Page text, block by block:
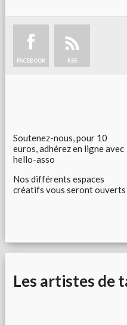
FACEBOOK RSS
Soutenez-nous, pour 10
euros, adhérez en ligne avec
hello-asso
Nos différents espaces
créatifs vous seront ouverts
Les artistes de